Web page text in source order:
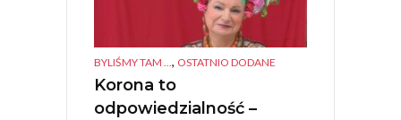
BYLIŚMY TAM ... , OSTATNIO DODANE
Korona to
odpowiedzialność –